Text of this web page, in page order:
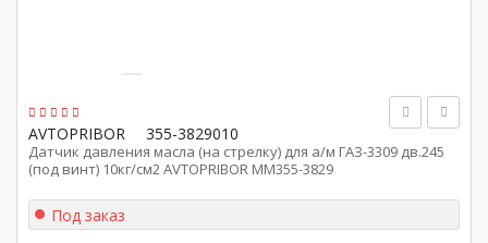
AVTOPRIBOR 355-3829010
Датчик давления масла (на стрелку) для а/м ГАЗ-3309 дв.245
(под винт) 10кг/см2 AVTOPRIBOR ММ355-3829
Под заказ